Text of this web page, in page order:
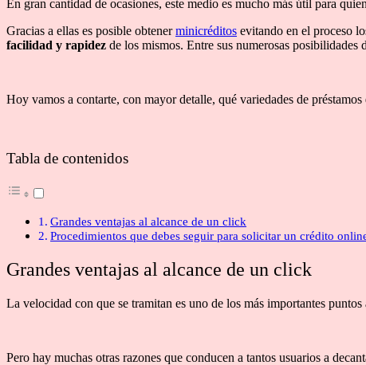
En gran cantidad de ocasiones, este medio es mucho más útil para
Gracias a ellas es posible obtenerminicréditos evitando en el proceso
facilidad y rapidez de los mismos. Entre sus numerosas posibilidades
Hoy vamos a contarte, con mayor detalle, qué variedades de
Tabla de contenidos
Grandes ventajas al alcance de un click
Procedimientos que debes seguir para solicitar un crédito
Grandes ventajas al alcance de un click
La velocidad con que se tramitan es uno de los más importantes
Pero hay muchas otras razones que conducen a tantos usuarios a